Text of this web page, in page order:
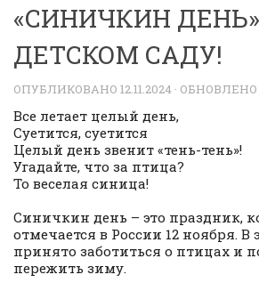
«СИНИЧКИН
ДЕТСКОМ САДУ!
ОПУБЛИКОВАНО 12.11.2024 · ОБНОВЛЕНО
Все летает целый день,
Суетится, суетится
Целый день звенит «тень-тень»!
Угадайте, что за птица?
То веселая синица!
Синичкин день – это праздник,
отмечается в России 12 ноября. В
принято заботиться о птицах и
пережить зиму.